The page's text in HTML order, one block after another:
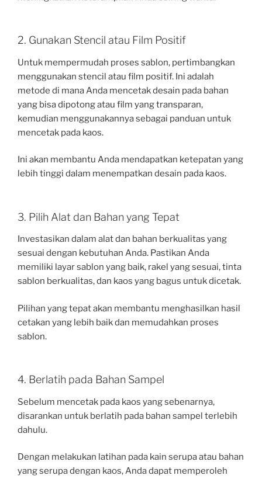
2. Gunakan Stencil atau Film Positif
Untuk mempermudah proses sablon, pertimbangkan
menggunakan stencil atau film positif. Ini adalah
metode di mana Anda mencetak desain pada bahan
yang bisa dipotong atau film yang transparan,
kemudian menggunakannya sebagai panduan untuk
mencetak pada kaos.
Ini akan membantu Anda mendapatkan ketepatan yang
lebih tinggi dalam menempatkan desain pada kaos.
3. Pilih Alat dan Bahan yang Tepat
Investasikan dalam alat dan bahan berkualitas yang
sesuai dengan kebutuhan Anda. Pastikan Anda
memiliki layar sablon yang baik, rakel yang sesuai, tinta
sablon berkualitas, dan kaos yang bagus untuk dicetak.
Pilihan yang tepat akan membantu menghasilkan hasil
cetakan yang lebih baik dan memudahkan proses
sablon.
4. Berlatih pada Bahan Sampel
Sebelum mencetak pada kaos yang sebenarnya,
disarankan untuk berlatih pada bahan sampel terlebih
dahulu.
Dengan melakukan latihan pada kain serupa atau bahan
yang serupa dengan kaos, Anda dapat memperoleh